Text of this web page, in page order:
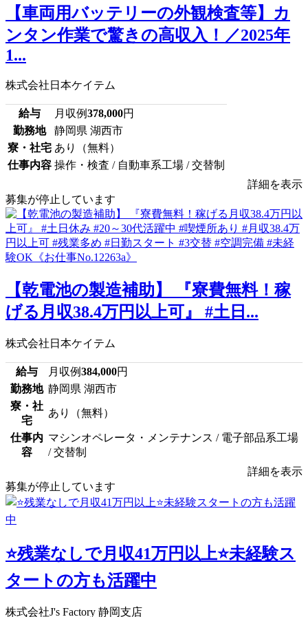
【車両用バッテリーの外観検査等】カ
ンタン作業で驚きの高収入！／2025年
1...
株式会社日本ケイテム
給与 月収例378,000円
勤務地
静岡県 湖西市
寮・社宅 あり（無料）
仕事内容 操作・検査 / 自動車系工場 / 交替制
詳細を表示
募集が停止しています
【乾電池の製造補助】 『寮費無料！稼
げる月収38.4万円以上可』 #土日...
株式会社日本ケイテム
給与 月収例384,000円
勤務地 静岡県 湖西市
寮・社
宅
あり（無料）
仕事内
容
マシンオペレータ・メンテナンス / 電子部品系工場
/ 交替制
詳細を表示
募集が停止しています
⭐残業なしで月収41万円以上⭐未経験ス
タートの方も活躍中
株式会社J's Factory 静岡支店